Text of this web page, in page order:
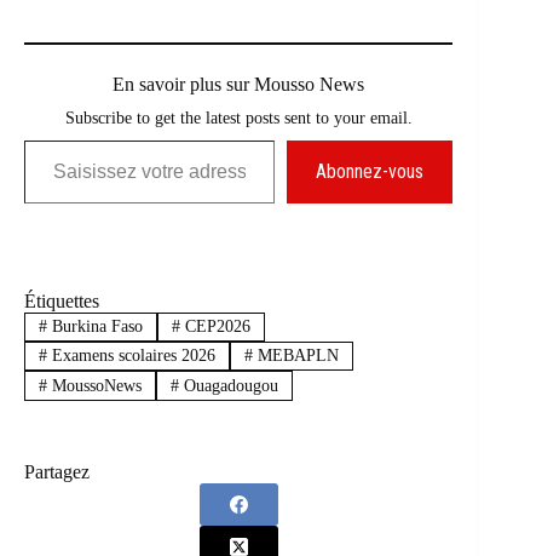
En savoir plus sur Mousso News
Subscribe to get the latest posts sent to your email.
Saisissez votre adresse e-mail…
Abonnez-vous
Étiquettes
#Burkina Faso #CEP2026
#Examens scolaires 2026 #MEBAPLN
#MoussoNews #Ouagadougou
Partagez